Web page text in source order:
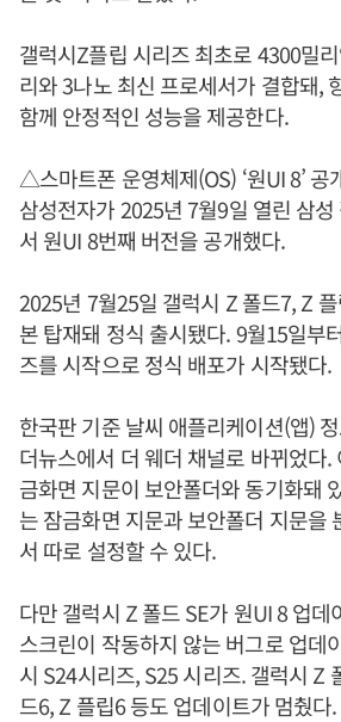
갤럭시Z플립 시리즈 최초로 4300밀
리와 3나노 최신 프로세서가 결합돼,
함께 안정적인 성능을 제공한다.
△스마트폰 운영체제(OS) ‘원UI 8’ 공
삼성전자가 2025년 7월9일 열린 삼
서 원UI 8번째 버전을 공개했다.
2025년 7월25일 갤럭시 Z 폴드7, Z
본 탑재돼 정식 출시됐다. 9월15일부
즈를 시작으로 정식 배포가 시작됐다.
한국판 기준 날씨 애플리케이션(앱)
더뉴스에서 더 웨더 채널로 바뀌었다.
금화면 지문이 보안폴더와 동기화돼
는 잠금화면 지문과 보안폴더 지문을
서 따로 설정할 수 있다.
다만 갤럭시 Z 폴드 SE가 원UI 8 업데
스크린이 작동하지 않는 버그로 업데
시 S24시리즈, S25 시리즈. 갤럭시 Z
드6, Z 플립6 등도 업데이트가 멈췄다.